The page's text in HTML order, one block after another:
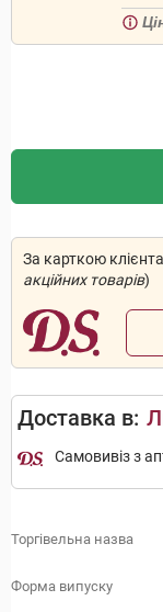
За карткою
акційних товарів)
Доставка в:
Самовивіз з
Торгівельна назва
Форма випуску